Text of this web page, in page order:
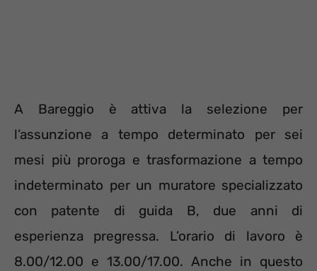
A Bareggio è attiva la selezione per
l’assunzione a tempo determinato per sei
mesi più proroga e trasformazione a tempo
indeterminato per un muratore specializzato
con patente di guida B, due anni di
esperienza pregressa. L’orario di lavoro è
8.00/12.00 e 13.00/17.00. Anche in questo